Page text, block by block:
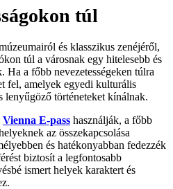
túl
és klasszikus zenéjéről,
túl a városnak egy hitelesebb és
Ha a főbb nevezetességeken túlra
fel, amelyek egyedi kulturális
lenyűgöző történeteket kínálnak.
Vienna E-pass használják, a főbb
az összekapcsolása
és hatékonyabban fedezzék
biztosít a legfontosabb
ismert helyek karaktert és